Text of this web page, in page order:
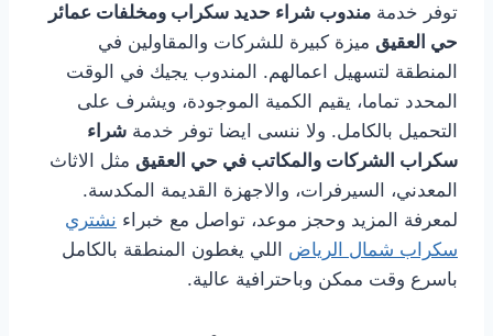
توفر خدمة مندوب شراء حديد سكراب ومخلفات عمائر
حي العقيق ميزة كبيرة للشركات والمقاولين في
المنطقة لتسهيل اعمالهم. المندوب يجيك في الوقت
المحدد تماما، يقيم الكمية الموجودة، ويشرف على
التحميل بالكامل. ولا ننسى ايضا توفر خدمة شراء
سكراب الشركات والمكاتب في حي العقيق مثل الاثاث
المعدني، السيرفرات، والاجهزة القديمة المكدسة.
لمعرفة المزيد وحجز موعد، تواصل مع خبراء نشتري
سكراب شمال الرياض اللي يغطون المنطقة بالكامل
باسرع وقت ممكن وباحترافية عالية.